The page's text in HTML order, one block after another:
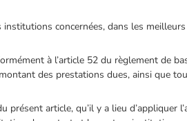
concernées, dans les
à l’article 52 du règlement de
des prestations dues, ainsi que
article, qu’il y a lieu d’appliquer